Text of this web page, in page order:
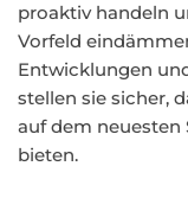
proaktiv handeln
Vorfeld
Entwicklungen
stellen sie sicher,
auf dem neuesten
bieten.